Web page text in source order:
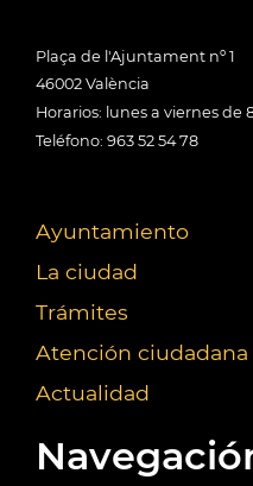
Plaça de l'Ajuntament nº 1
46002 València
Horarios: lunes a viernes de
Teléfono: 963 52 54 78
Ayuntamiento
La ciudad
Trámites
Atención ciudadana
Actualidad